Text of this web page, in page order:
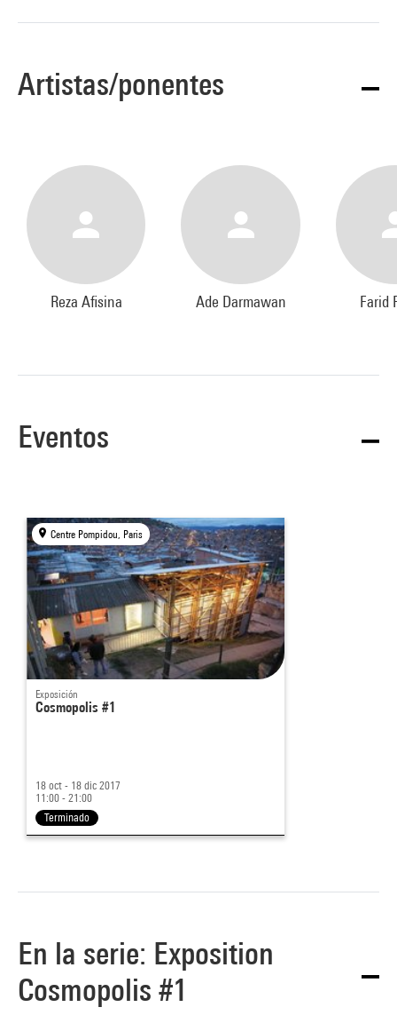
Artistas/ponentes
Reza Afisina Ade Darmawan Farid
Eventos
Centre Pompidou, Paris
Exposición
Cosmopolis #1
18 oct - 18 dic 2017
11:00 - 21:00
Terminado
En la serie: Exposition
Cosmopolis #1